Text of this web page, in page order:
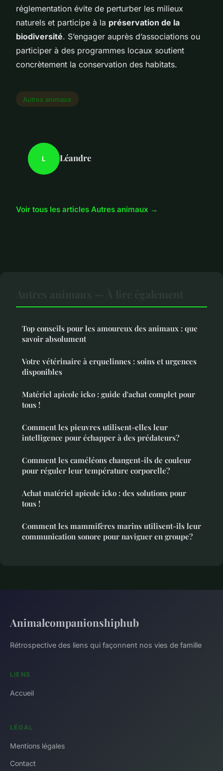
réglementation évite de perturber les milieux
naturels et participe à la préservation de la
biodiversité. S’engager auprès d’associations ou
participer à des programmes locaux soutient
concrètement la conservation des habitats.
Autres animaux
L Léandre
Voir tous les articles Autres animaux →
Top conseils pour les amoureux des animaux : que
savoir absolument
Votre vétérinaire à erquelinnes : soins et urgences
disponibles
Matériel apicole icko : guide d'achat complet pour
tous !
Comment les pieuvres utilisent-elles leur
intelligence pour échapper à des prédateurs?
Comment les caméléons changent-ils de couleur
pour réguler leur température corporelle?
Achat matériel apicole icko : des solutions pour
tous !
Comment les mammifères marins utilisent-ils leur
communication sonore pour naviguer en groupe?
Animalcompanionshiphub
Rétrospective des liens qui façonnent nos vies de famille
LIENS
Accueil
LÉGAL
Mentions légales
Contact